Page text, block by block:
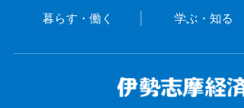
暮らす・働く 学ぶ・知る